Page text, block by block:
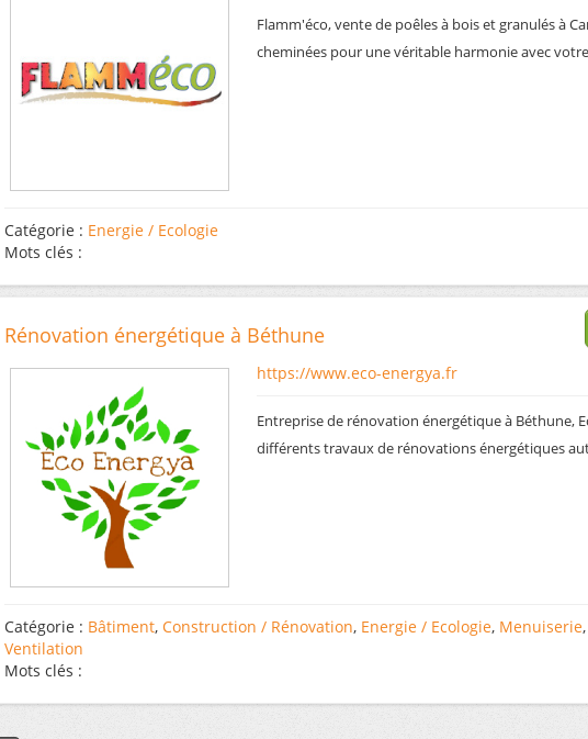
Flamm'éco, vente de poêles à bois et granulés à
cheminées pour une véritable harmonie avec
Catégorie : Energie / Ecologie
Mots clés :
Rénovation énergétique à Béthune
https://www.eco-energya.fr
Entreprise de rénovation énergétique à Béthune,
différents travaux de rénovations énergétiques
Catégorie : Bâtiment, Construction / Rénovation, Energie / Ecologie, Menuiserie,
Ventilation
Mots clés :